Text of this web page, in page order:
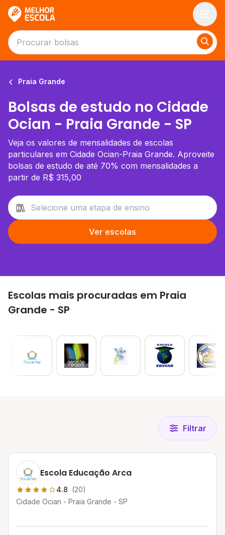
Praia Grande
Bolsas de estudo no Cidade
Ocian - Praia Grande - SP
Veja os valores de mensalidades de escolas
particulares em Cidade Ocian-Praia Grande. Aproveite
bolsas de estudo de até 70% com mensalidades a
partir de R$ 315,00
Ver escolas
Escolas mais procuradas em Praia
Grande - SP
Filtrar
Escola Educação Arca
4.8 (20)
Cidade Ocian - Praia Grande - SP